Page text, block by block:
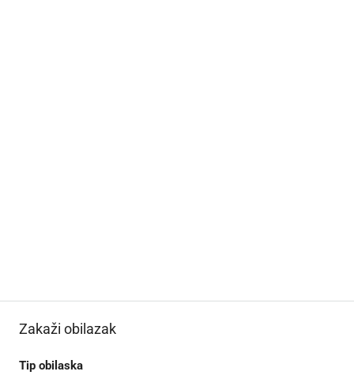
Zakaži obilazak
Tip obilaska